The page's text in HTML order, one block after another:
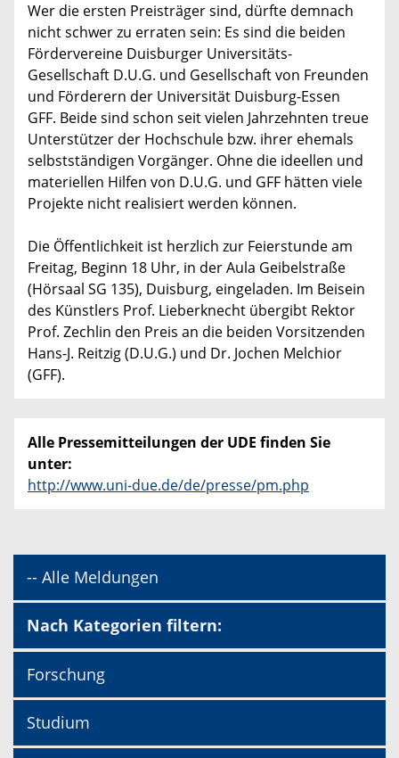
Wer die ersten Preisträger sind, dürfte demnach
nicht schwer zu erraten sein: Es sind die beiden
Fördervereine Duisburger Universitäts-
Gesellschaft D.U.G. und Gesellschaft von Freunden
und Förderern der Universität Duisburg-Essen
GFF. Beide sind schon seit vielen Jahrzehnten treue
Unterstützer der Hochschule bzw. ihrer ehemals
selbstständigen Vorgänger. Ohne die ideellen und
materiellen Hilfen von D.U.G. und GFF hätten viele
Projekte nicht realisiert werden können.
Die Öffentlichkeit ist herzlich zur Feierstunde am
Freitag, Beginn 18 Uhr, in der Aula Geibelstraße
(Hörsaal SG 135), Duisburg, eingeladen. Im Beisein
des Künstlers Prof. Lieberknecht übergibt Rektor
Prof. Zechlin den Preis an die beiden Vorsitzenden
Hans-J. Reitzig (D.U.G.) und Dr. Jochen Melchior
(GFF).
Alle Pressemitteilungen der UDE finden Sie
unter:
http://www.uni-due.de/de/presse/pm.php
-- Alle Meldungen
Nach Kategorien filtern:
Forschung
Studium